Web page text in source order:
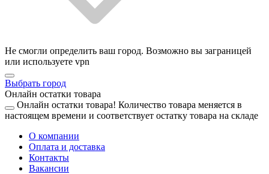
Не смогли определить ваш город. Возможно вы заграницей
или используете vpn
Выбрать город
Онлайн остатки товара
Онлайн остатки товара! Количество товара меняется в
настоящем времени и соответствует остатку товара на складе
О компании
Оплата и доставка
Контакты
Вакансии